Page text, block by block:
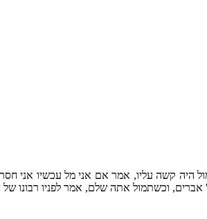
היה קשה עליו, אמר אם אני מל עכשיו אני